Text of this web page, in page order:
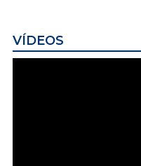
VÍDEOS